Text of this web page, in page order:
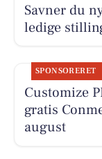
Savner du
ledige
SPONSORERET
Customize
gratis
august